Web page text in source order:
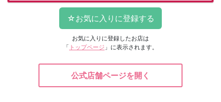
お気に入りに登録したお店は
「 トップページ 」に表示されます。
公式店舗ページを開く